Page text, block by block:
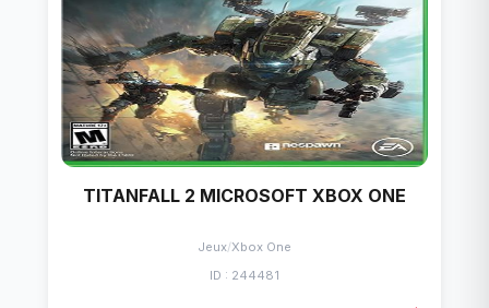
TITANFALL 2 MICROSOFT XBOX ONE
Jeux/Xbox One
ID : 244481